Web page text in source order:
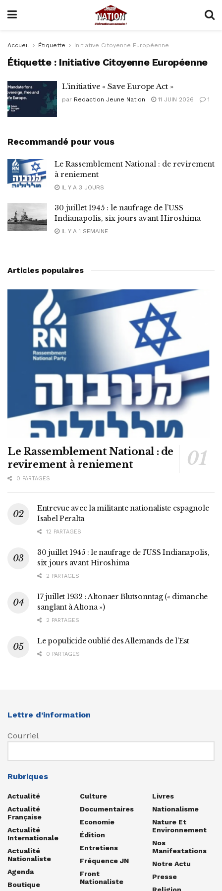
Accueil Étiquette Initiative Citoyenne Européenne
Étiquette : Initiative Citoyenne Européenne
L’initiative « Save Europe Act »
par Redaction Jeune Nation 11 JUIN 2026 1
Recommandé pour vous
Le Rassemblement National : de revirement
à reniement
IL Y A 3 JOURS
30 juillet 1945 : le naufrage de l’USS
Indianapolis, six jours avant Hiroshima
IL Y A 1 SEMAINE
Articles populaires
Le Rassemblement National : de
revirement à reniement
0 PARTAGES
Entrevue avec la militante nationaliste espagnole
Isabel Peralta
12 PARTAGES
30 juillet 1945 : le naufrage de l’USS Indianapolis,
six jours avant Hiroshima
2 PARTAGES
17 juillet 1932 : Altonaer Blutsonntag (« dimanche
sanglant à Altona »)
2 PARTAGES
Le populicide oublié des Allemands de l’Est
0 PARTAGES
Lettre d’information
Courriel
Rubriques
Actualité
Actualité
Française
Actualité
Internationale
Actualité
Nationaliste
Agenda
Boutique
Culture
Documentaires
Economie
Édition
Entretiens
Fréquence JN
Front
Nationaliste
Livres
Nationalisme
Nature Et
Environnement
Nos
Manifestations
Notre Actu
Presse